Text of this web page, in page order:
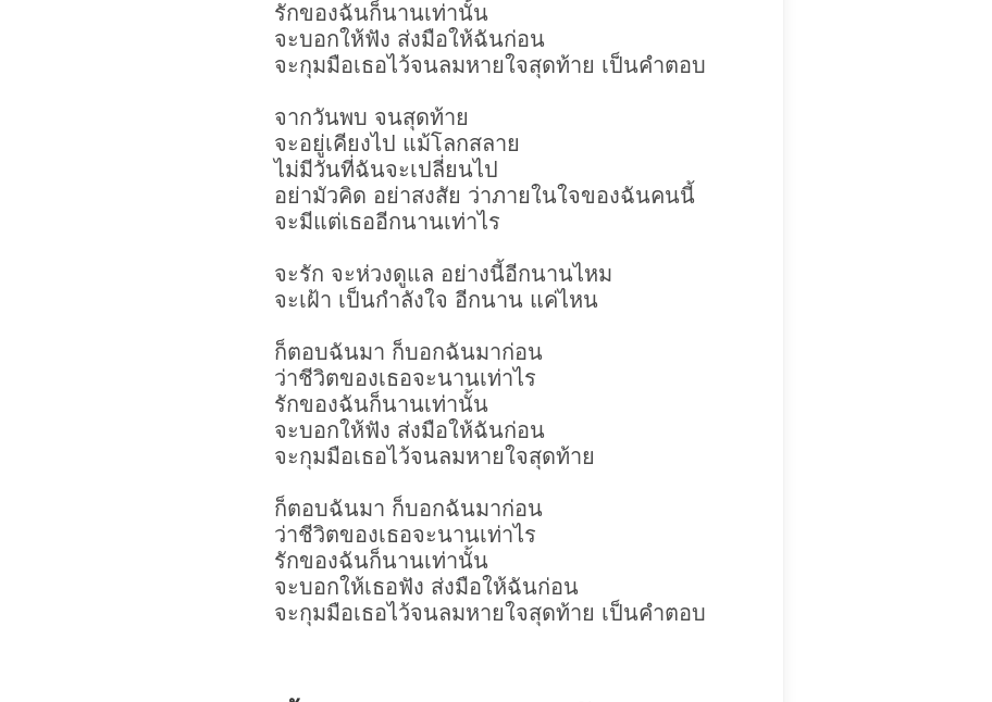
รักของฉันก็นานเท่านั้น
จะบอกให้ฟัง ส่งมือให้ฉันก่อน
จะกุมมือเธอไว้จนลมหายใจสุดท้าย เป็นคำตอบ
จากวันพบ จนสุดท้าย
จะอยู่เคียงไป แม้โลกสลาย
ไม่มีวันที่ฉันจะเปลี่ยนไป
อย่ามัวคิด อย่าสงสัย ว่าภายในใจของฉันคนนี้
จะมีแต่เธออีกนานเท่าไร
จะรัก จะห่วงดูแล อย่างนี้อีกนานไหม
จะเฝ้า เป็นกำลังใจ อีกนาน แค่ไหน
ก็ตอบฉันมา ก็บอกฉันมาก่อน
ว่าชีวิตของเธอจะนานเท่าไร
รักของฉันก็นานเท่านั้น
จะบอกให้ฟัง ส่งมือให้ฉันก่อน
จะกุมมือเธอไว้จนลมหายใจสุดท้าย
ก็ตอบฉันมา ก็บอกฉันมาก่อน
ว่าชีวิตของเธอจะนานเท่าไร
รักของฉันก็นานเท่านั้น
จะบอกให้เธอฟัง ส่งมือให้ฉันก่อน
จะกุมมือเธอไว้จนลมหายใจสุดท้าย เป็นคำตอบ